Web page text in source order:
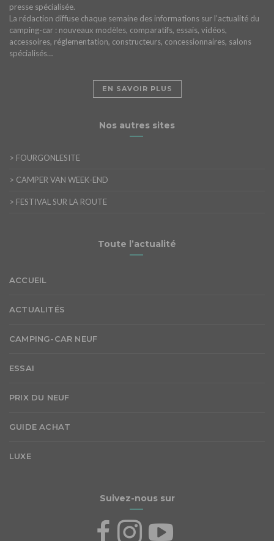
presse spécialisée.
La rédaction diffuse chaque semaine des informations sur l’actualité du
camping-car : nouveaux modèles, comparatifs, essais, vidéos,
accessoires, réglementation, constructeurs, concessionnaires, salons
spécialisés…
EN SAVOIR PLUS
Nos autres sites
> FOURGONLESITE
> CAMPER VAN WEEK-END
> FESTIVAL SUR LA ROUTE
Toute l’actualité
ACCUEIL
ACTUALITÉS
CAMPING-CAR NEUF
ESSAI
PRIX DU NEUF
GUIDE ACHAT
LUXE
Suivez-nous sur